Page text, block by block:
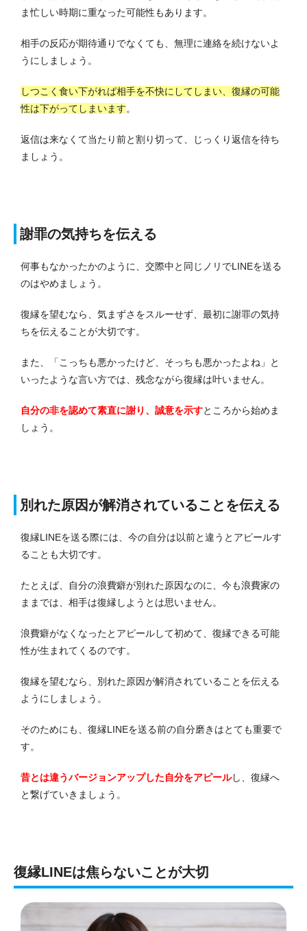
ま忙しい時期に重なった可能性もあります。
相手の反応が期待通りでなくても、無理に連絡を続けないよ
うにしましょう。
しつこく食い下がれば相手を不快にしてしまい、復縁の可能
性は下がってしまいます。
返信は来なくて当たり前と割り切って、じっくり返信を待ち
ましょう。
謝罪の気持ちを伝える
何事もなかったかのように、交際中と同じノリでLINEを送る
のはやめましょう。
復縁を望むなら、気まずさをスルーせず、最初に謝罪の気持
ちを伝えることが大切です。
また、「こっちも悪かったけど、そっちも悪かったよね」と
いったような言い方では、残念ながら復縁は叶いません。
自分の非を認めて素直に謝り、誠意を示すところから始めま
しょう。
別れた原因が解消されていることを伝える
復縁LINEを送る際には、今の自分は以前と違うとアピールす
ることも大切です。
たとえば、自分の浪費癖が別れた原因なのに、今も浪費家の
ままでは、相手は復縁しようとは思いません。
浪費癖がなくなったとアピールして初めて、復縁できる可能
性が生まれてくるのです。
復縁を望むなら、別れた原因が解消されていることを伝える
ようにしましょう。
そのためにも、復縁LINEを送る前の自分磨きはとても重要で
す。
昔とは違うバージョンアップした自分をアピールし、復縁へ
と繋げていきましょう。
復縁LINEは焦らないことが大切